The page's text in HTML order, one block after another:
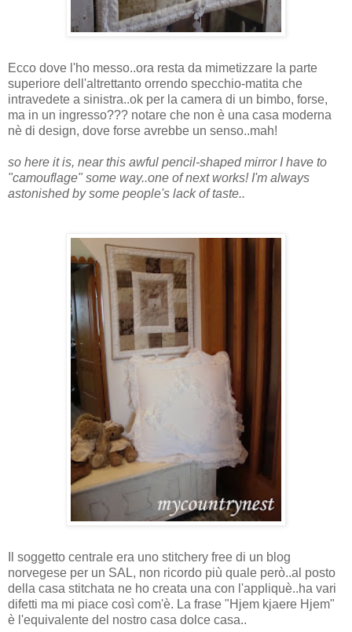
Ecco dove l'ho messo..ora resta da mimetizzare la parte
superiore dell'altrettanto orrendo specchio-matita che
intravedete a sinistra..ok per la camera di un bimbo, forse,
ma in un ingresso??? notare che non è una casa moderna
nè di design, dove forse avrebbe un senso..mah!
so here it is, near this awful pencil-shaped mirror I have to
"camouflage" some way..one of next works! I'm always
astonished by some people's lack of taste..
Il soggetto centrale era uno stitchery free di un blog
norvegese per un SAL, non ricordo più quale però..al posto
della casa stitchata ne ho creata una con l'appliquè..ha vari
difetti ma mi piace così com'è. La frase "Hjem kjaere Hjem"
è l'equivalente del nostro casa dolce casa..